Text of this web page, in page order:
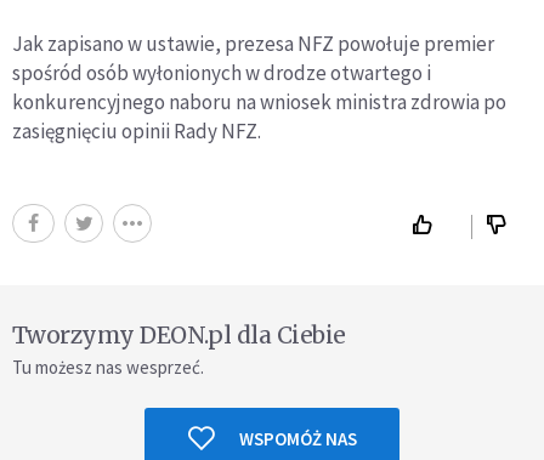
Jak zapisano w ustawie, prezesa NFZ powołuje premier
spośród osób wyłonionych w drodze otwartego i
konkurencyjnego naboru na wniosek ministra zdrowia po
zasięgnięciu opinii Rady NFZ.
Tworzymy DEON.pl dla Ciebie
Tu możesz nas wesprzeć.
WSPOMÓŻ NAS